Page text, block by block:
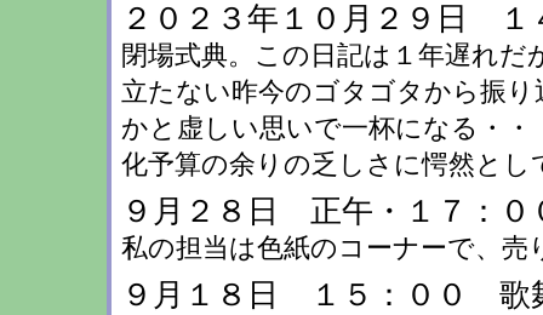
２０２３年１０月２９日
閉場式典。この日記は１年遅れ
立たない昨今のゴタゴタから振
かと虚しい思いで一杯になる・
化予算の余りの乏しさに愕然と
９月２８日 正午・１７：
私の担当は色紙のコーナーで、
９月１８日 １５：００ 歌